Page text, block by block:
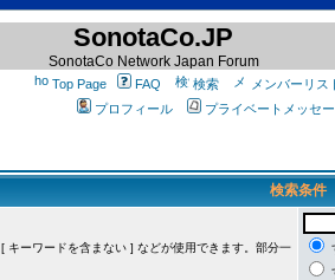
SonotaCo.JP
SonotaCo Network Japan Forum
Top Page FAQ 検索 メンバーリス
プロフィール
プライベートメッセ
検索条件
[ キーワードを含まない ] などが使用できます。部分一